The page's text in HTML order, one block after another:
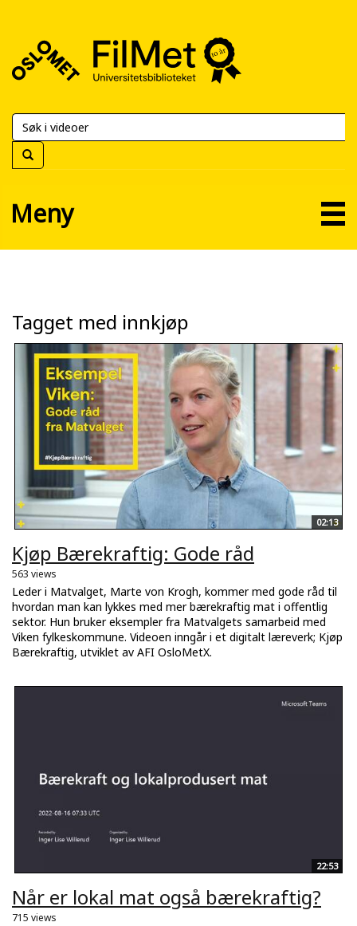
FilMet
Universitetsbiblioteket
Meny
Tagget med innkjøp
02:13
Kjøp Bærekraftig: Gode råd
563 views
Leder i Matvalget, Marte von Krogh, kommer med gode råd til
hvordan man kan lykkes med mer bærekraftig mat i offentlig
sektor. Hun bruker eksempler fra Matvalgets samarbeid med
Viken fylkeskommune. Videoen inngår i et digitalt læreverk; Kjøp
Bærekraftig, utviklet av AFI OsloMetX.
22:53
Når er lokal mat også bærekraftig?
715 views